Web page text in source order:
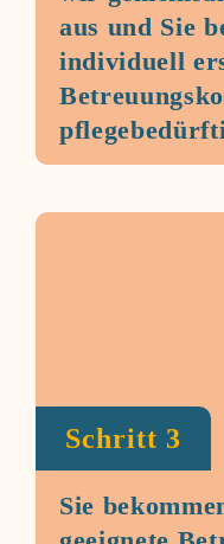
aus und Sie
individuell
Schritt 3
Sie